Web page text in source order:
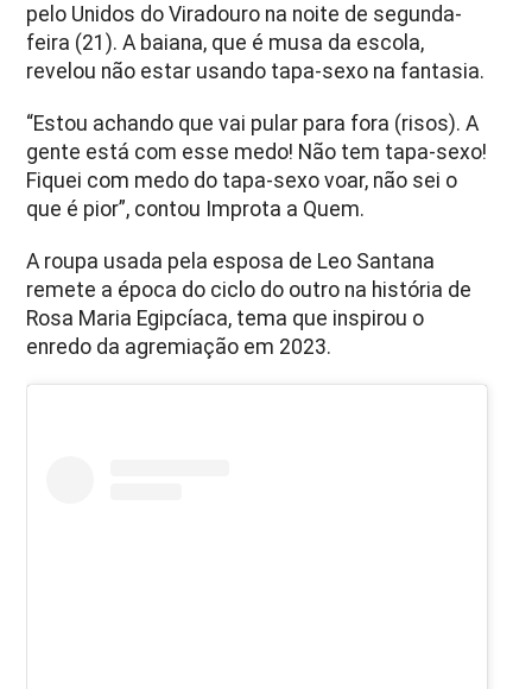
pelo Unidos do Viradouro na noite de segunda-
feira (21). A baiana, que é musa da escola,
revelou não estar usando tapa-sexo na fantasia.
“Estou achando que vai pular para fora (risos). A
gente está com esse medo! Não tem tapa-sexo!
Fiquei com medo do tapa-sexo voar, não sei o
que é pior”, contou Improta a Quem.
A roupa usada pela esposa de Leo Santana
remete a época do ciclo do outro na história de
Rosa Maria Egipcíaca, tema que inspirou o
enredo da agremiação em 2023.